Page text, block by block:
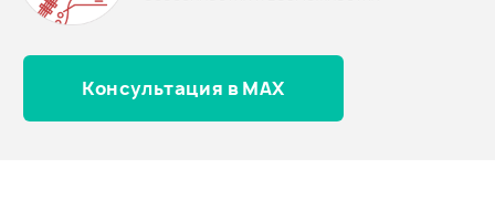
Оценка5
Оценка4
Консультация в MAX